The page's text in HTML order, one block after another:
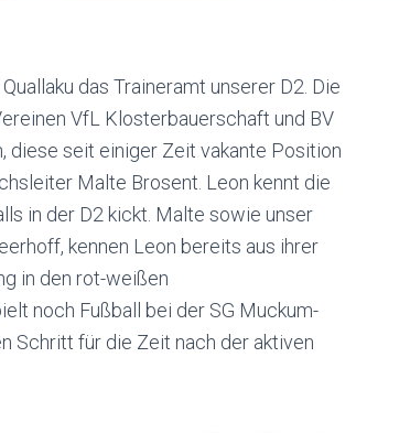
das Traineramt unserer D2. Die
VfL Klosterbauerschaft und BV
diese seit einiger Zeit vakante Position
Malte Brosent. Leon kennt die
in der D2 kickt. Malte sowie unser
kennen Leon bereits aus ihrer
in den rot-weißen
noch Fußball bei der SG Muckum-
Schritt für die Zeit nach der aktiven